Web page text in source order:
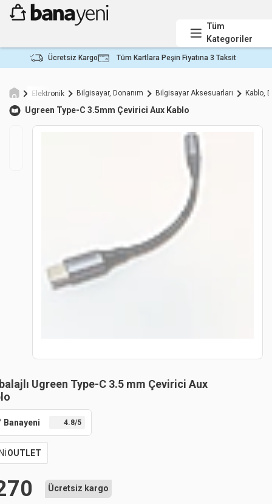
Tüm
Kategoriler
Ücretsiz Kargo Tüm Kartlara Peşin Fiyatına 3 Taksit
Elektronik Bilgisayar, Donanım Bilgisayar Aksesuarları Kablo,
Ugreen Type-C 3.5mm Çevirici Aux Kablo
Ugreen Type-C 3.5 mm Çevirici Aux
Banayeni 4.8/5
OUTLET
Ücretsiz kargo